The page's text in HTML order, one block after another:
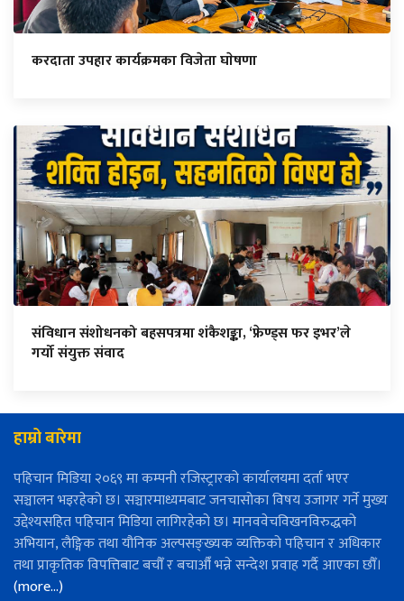
करदाता उपहार कार्यक्रमका विजेता घाेषणा
संविधान संशोधनको बहसपत्रमा शंकैशङ्का, ‘फ्रेण्ड्स फर इभर’ले
गर्यो संयुक्त संवाद
हाम्रो बारेमा
पहिचान मिडिया २०६९ मा कम्पनी रजिस्ट्रारको कार्यालयमा दर्ता भएर
सञ्चालन भइरहेको छ। सञ्चारमाध्यमबाट जनचासोका विषय उजागर गर्ने मुख्य
उद्देश्यसहित पहिचान मिडिया लागिरहेको छ। मानववेचविखनविरुद्धको
अभियान, लैङ्गिक तथा यौनिक अल्पसङ्ख्यक व्यक्तिको पहिचान र अधिकार
तथा प्राकृतिक विपत्तिबाट बचौँ र बचाऔँ भन्ने सन्देश प्रवाह गर्दै आएका छौँ।
(more…)